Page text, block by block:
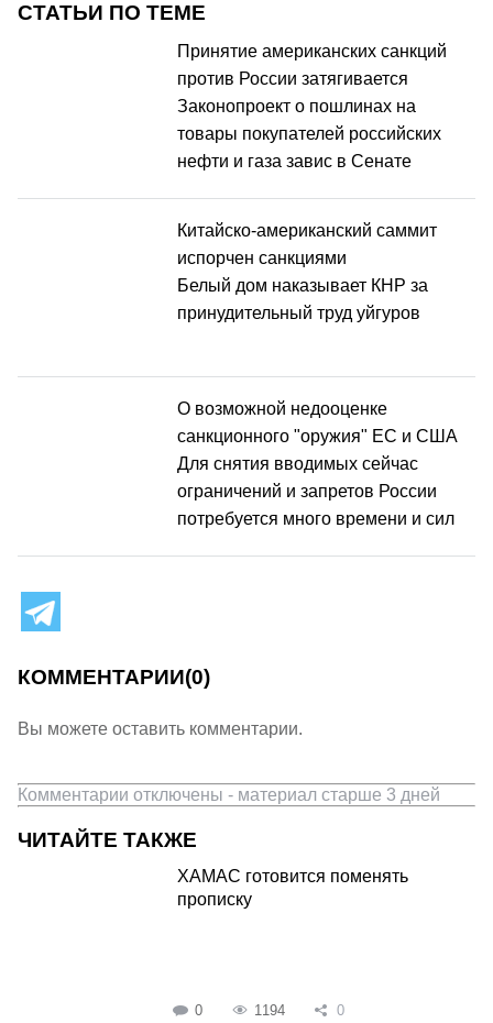
СТАТЬИ ПО ТЕМЕ
Принятие американских санкций
против России затягивается
Законопроект о пошлинах на
товары покупателей российских
нефти и газа завис в Сенате
Китайско-американский саммит
испорчен санкциями
Белый дом наказывает КНР за
принудительный труд уйгуров
О возможной недооценке
санкционного "оружия" ЕС и США
Для снятия вводимых сейчас
ограничений и запретов России
потребуется много времени и сил
КОММЕНТАРИИ(0)
Вы можете оставить комментарии.
Комментарии отключены - материал старше 3 дней
ЧИТАЙТЕ ТАКЖЕ
ХАМАС готовится поменять
прописку
0 1194 0